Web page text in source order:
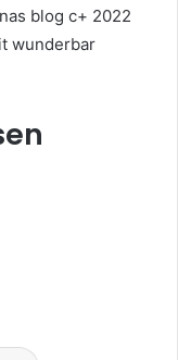
blog c+ 2022
wunderbar